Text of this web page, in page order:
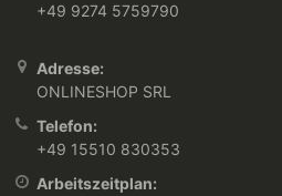
+49 9274 5759790
Adresse:
ONLINESHOP SRL
Telefon:
+49 15510 830353
Arbeitszeitplan: